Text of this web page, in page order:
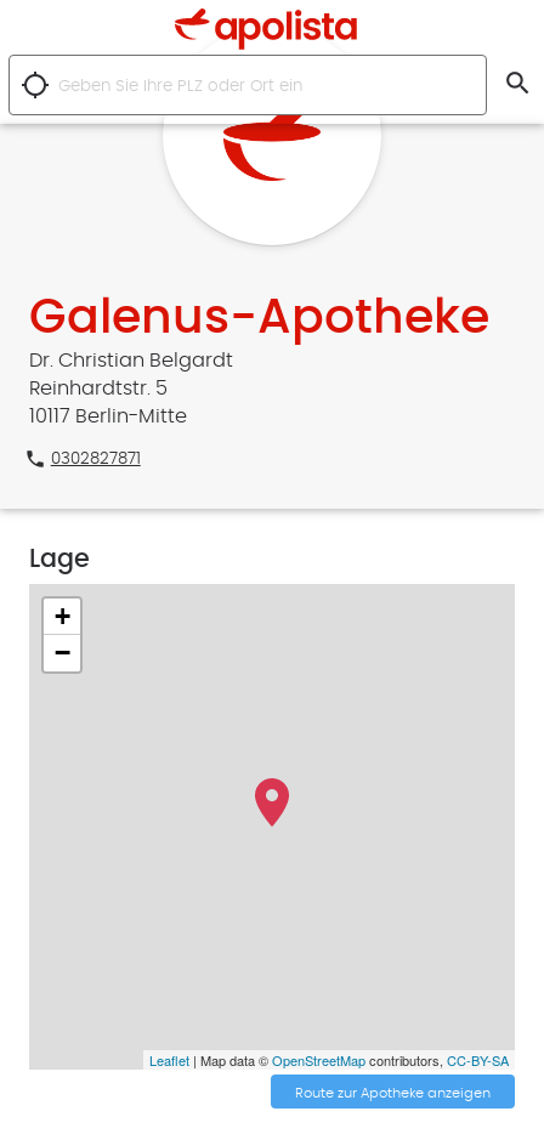
location_searching search
Galenus-Apotheke
Dr. Christian Belgardt
Reinhardtstr. 5
10117 Berlin-Mitte
phone 0302827871
Lage
+
−
Leaflet| Map data ©OpenStreetMapcontributors, CC-BY-SA
Route zur Apotheke anzeigen